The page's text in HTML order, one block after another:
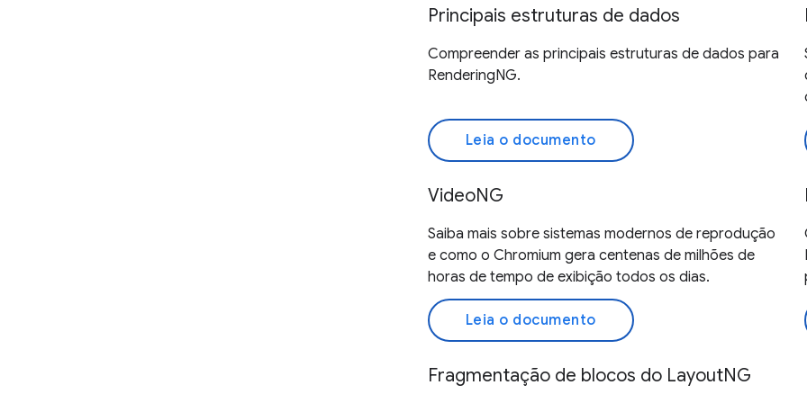
Principais estruturas de dados
Compreender as principais estruturas de dados para
RenderingNG.
Leia o documento
VideoNG
Saiba mais sobre sistemas modernos de reprodução
e como o Chromium gera centenas de milhões de
horas de tempo de exibição todos os dias.
Leia o documento
Fragmentação de blocos do LayoutNG